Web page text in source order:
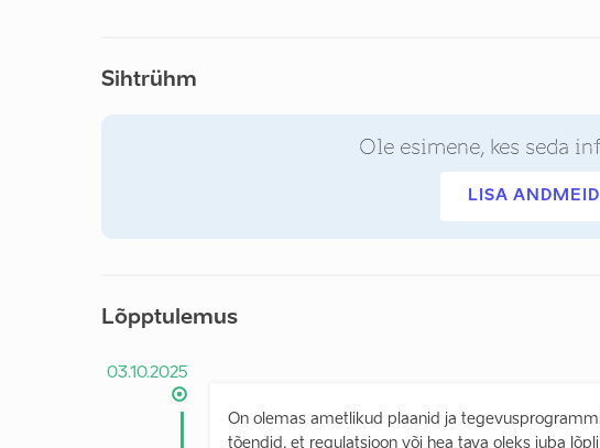
Sihtrühm
Ole esimene, kes seda
LISA ANDMEID
Lõpptulemus
03.10.2025
On olemas ametlikud plaanid ja
tõendid, et regulatsioon või hea tava oleks juba